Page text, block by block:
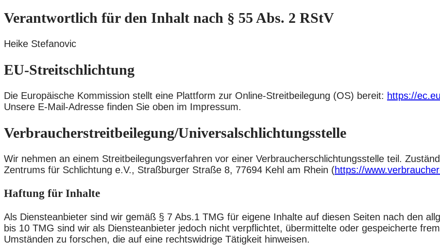
Verantwortlich für den Inhalt nach § 55 Abs. 2 RStV
Heike Stefanovic
EU-Streitschlichtung
Die Europäische Kommission stellt eine Plattform zur Online-Streitbeilegung (OS) bereit: https://
Unsere E-Mail-Adresse finden Sie oben im Impressum.
Verbraucher­streit­beilegung/Universal­schlichtungs­stelle
Wir nehmen an einem Streitbeilegungsverfahren vor einer Verbraucherschlichtungsstelle teil.
Zentrums für Schlichtung e.V., Straßburger Straße 8, 77694 Kehl am Rhein (https://
Haftung für Inhalte
Als Diensteanbieter sind wir gemäß § 7 Abs.1 TMG für eigene Inhalte auf diesen Seiten nach den
bis 10 TMG sind wir als Diensteanbieter jedoch nicht verpflichtet, übermittelte oder gespeicherte
Umständen zu forschen, die auf eine rechtswidrige Tätigkeit hinweisen.